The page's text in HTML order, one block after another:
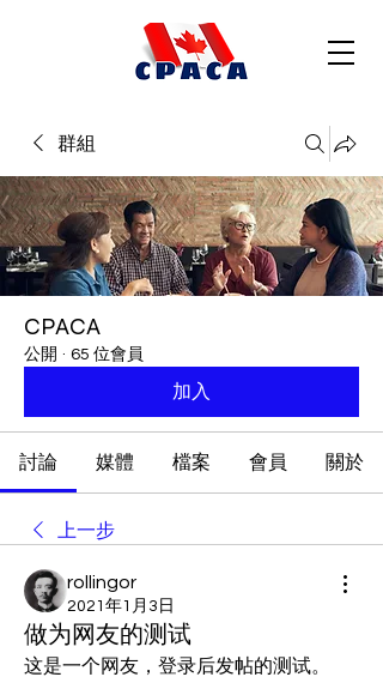
群組
CPACA
公開 · 65 位會員
加入
討論 媒體 檔案 會員 關於
上一步
rollingor
2021年1月3日
做为网友的测试
这是一个网友，登录后发帖的测试。